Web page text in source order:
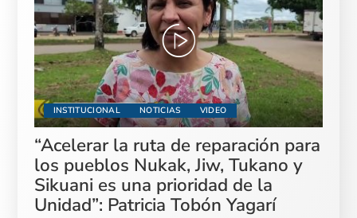
INSTITUCIONAL NOTICIAS VIDEO
“Acelerar la ruta de reparación para
los pueblos Nukak, Jiw, Tukano y
Sikuani es una prioridad de la
Unidad”: Patricia Tobón Yagarí